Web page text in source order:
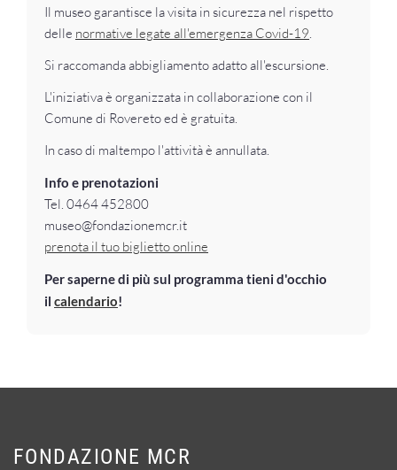
Il museo garantisce la visita in sicurezza nel rispetto
delle normative legate all'emergenza Covid-19
Si raccomanda abbigliamento adatto all'escursione.
L'iniziativa è organizzata in collaborazione con il
Comune di Rovereto ed è gratuita.
In caso di maltempo l'attività è annullata.
Info e prenotazioni
Tel. 0464 452800
museo@fondazionemcr.it
prenota il tuo biglietto online
Per saperne di più sul programma tieni d'occhio
il calendario!
FONDAZIONE MCR